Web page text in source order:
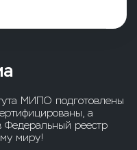
МИПО подготовлены
а
Федеральный реестр
миру!